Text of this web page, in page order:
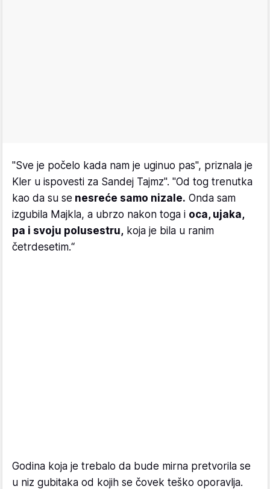
"Sve je počelo kada nam je uginuo pas", priznala je
Kler u ispovesti za Sandej Tajmz". "Od tog trenutka
kao da su se nesreće samo nizale. Onda sam
izgubila Majkla, a ubrzo nakon toga i oca, ujaka,
pa i svoju polusestru, koja je bila u ranim
četrdesetim.“
Godina koja je trebalo da bude mirna pretvorila se
u niz gubitaka od kojih se čovek teško oporavlja.